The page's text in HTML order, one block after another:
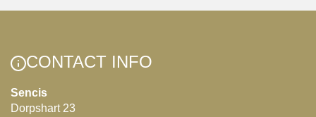
CONTACT INFO
Sencis
Dorpshart 23